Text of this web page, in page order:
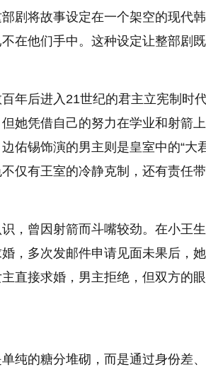
剧将故事设定在一个架空的现代
在他们手中。这种设定让整部剧
年后进入21世纪的君主立宪制时
她凭借自己的努力在学业和射箭
佑锡饰演的男主则是皇室中的“大
仅有王室的冷静克制，还有责任带
，曾因射箭而斗嘴较劲。在小王
，多次发邮件申请见面未果后，
直接求婚，男主拒绝，但双方的
纯的糖分堆砌，而是通过身份差